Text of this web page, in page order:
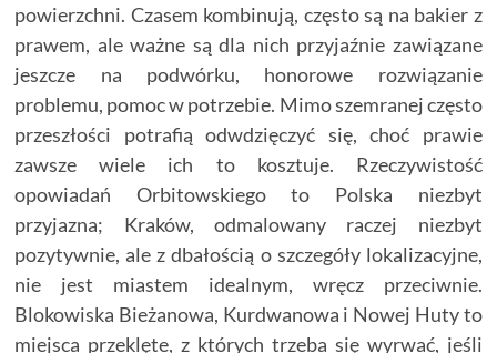
powierzchni. Czasem kombinują, często są na bakier z
prawem, ale ważne są dla nich przyjaźnie zawiązane
jeszcze na podwórku, honorowe rozwiązanie
problemu, pomoc w potrzebie. Mimo szemranej często
przeszłości potrafią odwdzięczyć się, choć prawie
zawsze wiele ich to kosztuje. Rzeczywistość
opowiadań Orbitowskiego to Polska niezbyt
przyjazna; Kraków, odmalowany raczej niezbyt
pozytywnie, ale z dbałością o szczegóły lokalizacyjne,
nie jest miastem idealnym, wręcz przeciwnie.
Blokowiska Bieżanowa, Kurdwanowa i Nowej Huty to
miejsca przeklęte, z których trzeba się wyrwać, jeśli